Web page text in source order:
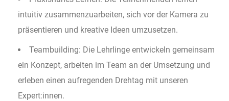
intuitiv zusammenzuarbeiten, sich vor der Kamera zu
präsentieren und kreative Ideen umzusetzen.
Teambuilding: Die Lehrlinge entwickeln gemeinsam
ein Konzept, arbeiten im Team an der Umsetzung und
erleben einen aufregenden Drehtag mit unseren
Expert:innen.